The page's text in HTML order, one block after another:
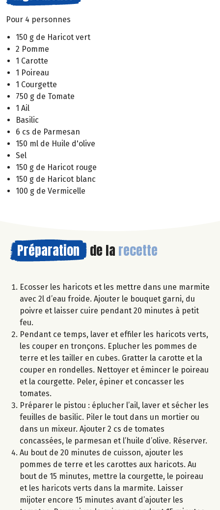
Pour 4 personnes
150 g de Haricot vert
2 Pomme
1 Carotte
1 Poireau
1 Courgette
750 g de Tomate
1 Ail
Basilic
6 cs de Parmesan
150 ml de Huile d'olive
Sel
150 g de Haricot rouge
150 g de Haricot blanc
100 g de Vermicelle
Préparation de la recette
Ecosser les haricots et les mettre dans une marmite
avec 2l d’eau froide. Ajouter le bouquet garni, du
poivre et laisser cuire pendant 20 minutes à petit
feu.
Pendant ce temps, laver et effiler les haricots verts,
les couper en tronçons. Eplucher les pommes de
terre et les tailler en cubes. Gratter la carotte et la
couper en rondelles. Nettoyer et émincer le poireau
et la courgette. Peler, épiner et concasser les
tomates.
Préparer le pistou : éplucher l’ail, laver et sécher les
feuilles de basilic. Piler le tout dans un mortier ou
dans un mixeur. Ajouter 2 cs de tomates
concassées, le parmesan et l’huile d’olive. Réserver.
Au bout de 20 minutes de cuisson, ajouter les
pommes de terre et les carottes aux haricots. Au
bout de 15 minutes, mettre la courgette, le poireau
et les haricots verts dans la marmite. Laisser
mijoter encore 15 minutes avant d’ajouter les